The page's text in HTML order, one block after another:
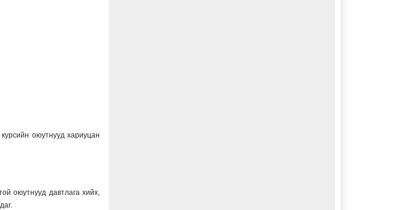
оюутнууд хариуцан
оюутнууд давтлага хийх,